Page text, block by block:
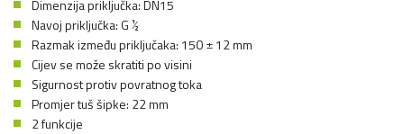
Dimenzija priključka: DN15
Navoj priključka: G ½
Razmak između priključaka: 150 ± 12 mm
Cijev se može skratiti po visini
Sigurnost protiv povratnog toka
Promjer tuš šipke: 22 mm
2 funkcije